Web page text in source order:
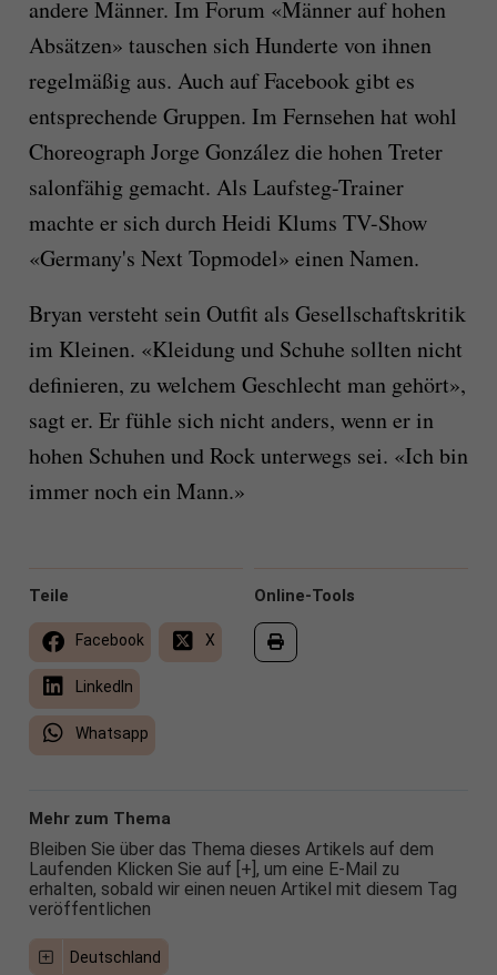
andere Männer. Im Forum «Männer auf hohen
Absätzen» tauschen sich Hunderte von ihnen
regelmäßig aus. Auch auf Facebook gibt es
entsprechende Gruppen. Im Fernsehen hat wohl
Choreograph Jorge González die hohen Treter
salonfähig gemacht. Als Laufsteg-Trainer
machte er sich durch Heidi Klums TV-Show
«Germany's Next Topmodel» einen Namen.
Bryan versteht sein Outfit als Gesellschaftskritik
im Kleinen. «Kleidung und Schuhe sollten nicht
definieren, zu welchem Geschlecht man gehört»,
sagt er. Er fühle sich nicht anders, wenn er in
hohen Schuhen und Rock unterwegs sei. «Ich bin
immer noch ein Mann.»
Online-Tools
Teile
Facebook X
LinkedIn
Whatsapp
Mehr zum Thema
Bleiben Sie über das Thema dieses Artikels auf dem
Laufenden Klicken Sie auf [+], um eine E-Mail zu
erhalten, sobald wir einen neuen Artikel mit diesem Tag
veröffentlichen
Deutschland